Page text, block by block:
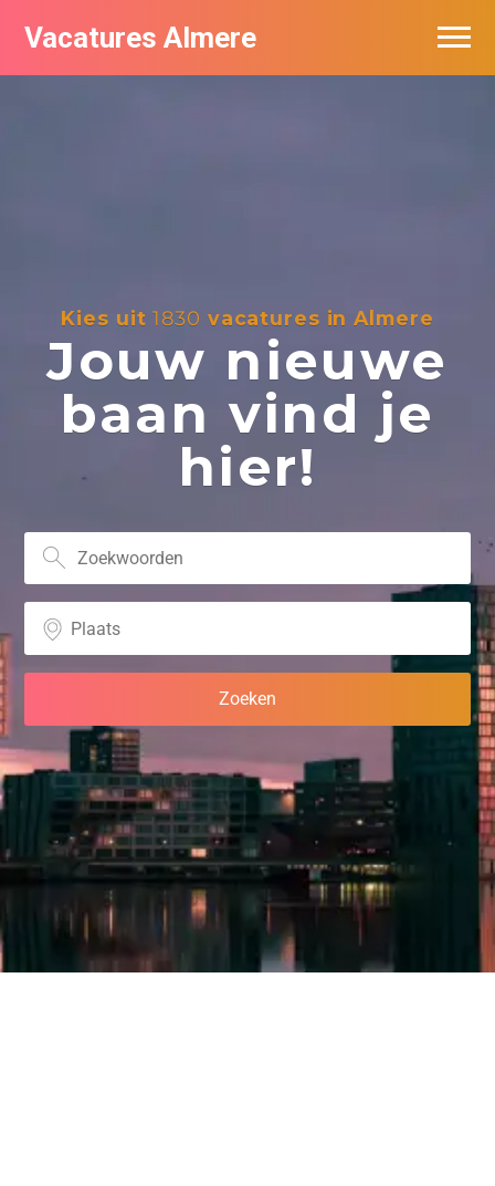
Vacatures Almere
Kies uit1830 vacatures in Almere
Jouw nieuwe
baan vind je
hier!
Vacatures per bedrijf